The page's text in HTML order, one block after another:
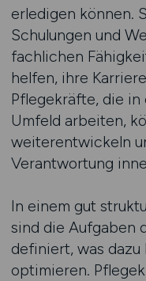
erledigen können.
Schulungen und
fachlichen
helfen, ihre
Pflegekräfte, die
Umfeld arbeiten,
weiterentwickeln
Verantwortung
In einem gut
sind die Aufgaben
definiert, was
optimieren.